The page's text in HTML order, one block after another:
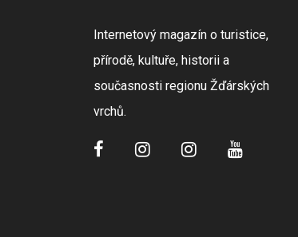
Internetový magazín o turistice,
přírodě, kultuře, historii a
současnosti regionu Žďárských
vrchů.